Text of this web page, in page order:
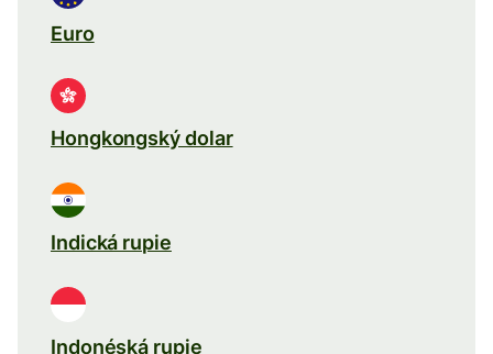
Euro
Hongkongský dolar
Indická rupie
Indonéská rupie